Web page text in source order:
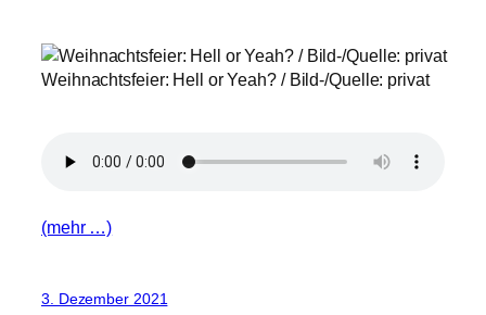
Weihnachtsfeier: Hell or Yeah? / Bild-/Quelle: privat
(mehr …)
3. Dezember 2021